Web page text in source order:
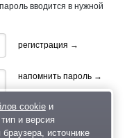
вводится в нужной
регистрация →
напомнить пароль →
cookieи
и версия
источнике